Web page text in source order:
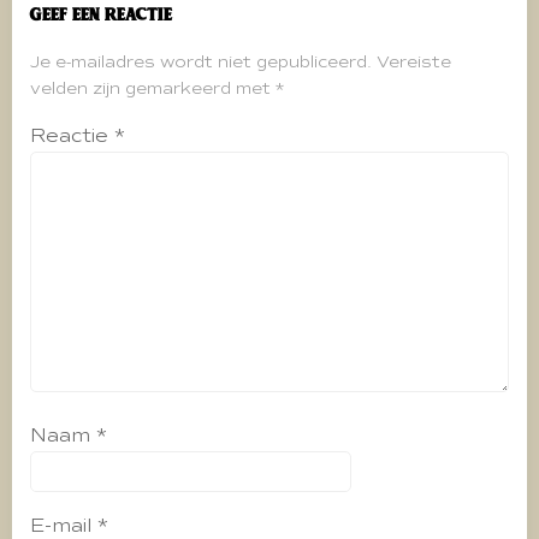
Geef een reactie
Je e-mailadres wordt niet gepubliceerd. Vereiste
velden zijn gemarkeerd met *
Reactie *
Naam *
E-mail *